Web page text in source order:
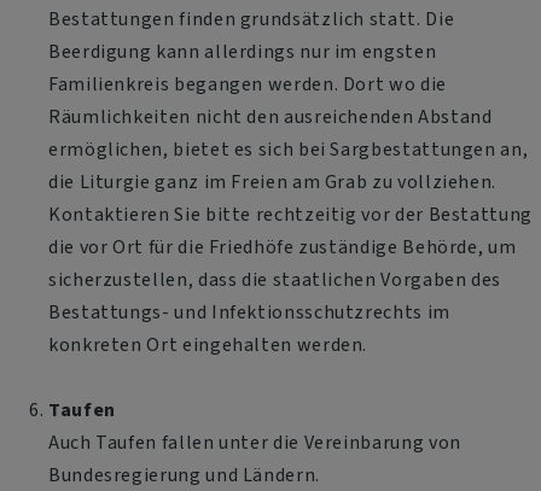
Bestattungen finden grundsätzlich statt. Die
Beerdigung kann allerdings nur im engsten
Familienkreis begangen werden. Dort wo die
Räumlichkeiten nicht den ausreichenden Abstand
ermöglichen, bietet es sich bei Sargbestattungen an,
die Liturgie ganz im Freien am Grab zu vollziehen.
Kontaktieren Sie bitte rechtzeitig vor der Bestattung
die vor Ort für die Friedhöfe zuständige Behörde, um
sicherzustellen, dass die staatlichen Vorgaben des
Bestattungs- und Infektionsschutzrechts im
konkreten Ort eingehalten werden.
Taufen
Auch Taufen fallen unter die Vereinbarung von
Bundesregierung und Ländern.